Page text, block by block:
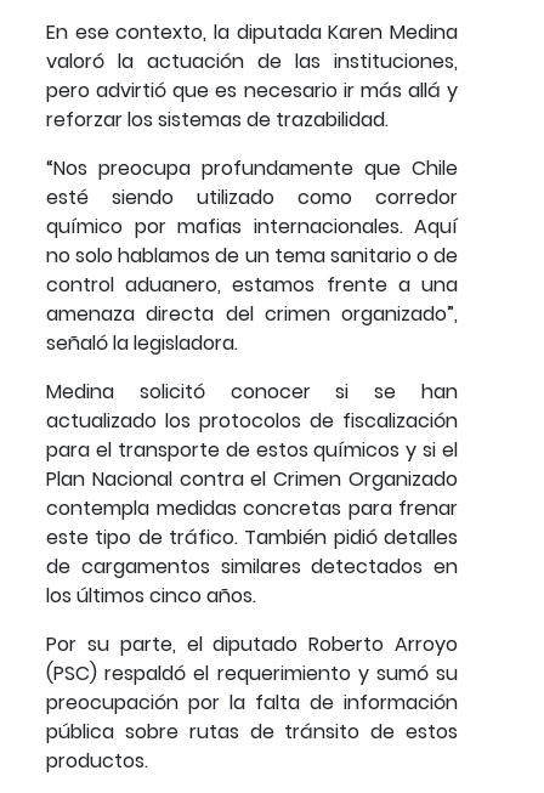
En ese contexto, la diputada Karen Medina
valoró la actuación de las instituciones,
pero advirtió que es necesario ir más allá y
reforzar los sistemas de trazabilidad.
“Nos preocupa profundamente que Chile
esté siendo utilizado como corredor
químico por mafias internacionales. Aquí
no solo hablamos de un tema sanitario o de
control aduanero, estamos frente a una
amenaza directa del crimen organizado”,
señaló la legisladora.
Medina solicitó conocer si se han
actualizado los protocolos de fiscalización
para el transporte de estos químicos y si el
Plan Nacional contra el Crimen Organizado
contempla medidas concretas para frenar
este tipo de tráfico. También pidió detalles
de cargamentos similares detectados en
los últimos cinco años.
Por su parte, el diputado Roberto Arroyo
(PSC) respaldó el requerimiento y sumó su
preocupación por la falta de información
pública sobre rutas de tránsito de estos
productos.